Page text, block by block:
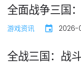
全面战争三国
游戏资讯 2026-
全战三国：战